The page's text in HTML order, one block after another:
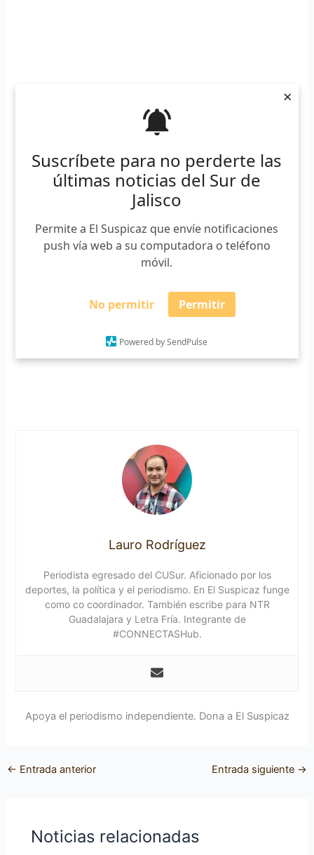
Suscríbete para no perderte las
últimas noticias del Sur de
Jalisco
Permite a El Suspicaz que envíe notificaciones
push vía web a su computadora o teléfono
móvil.
No permitir Permitir
Powered by SendPulse
×
Lauro Rodríguez
Periodista egresado del CUSur. Aficionado por los
deportes, la política y el periodismo. En El Suspicaz funge
como co coordinador. También escribe para NTR
Guadalajara y Letra Fría. Integrante de
#CONNECTASHub.
Apoya el periodismo independiente. Dona a El Suspicaz
← Entrada anterior Entrada siguiente →
Noticias relacionadas